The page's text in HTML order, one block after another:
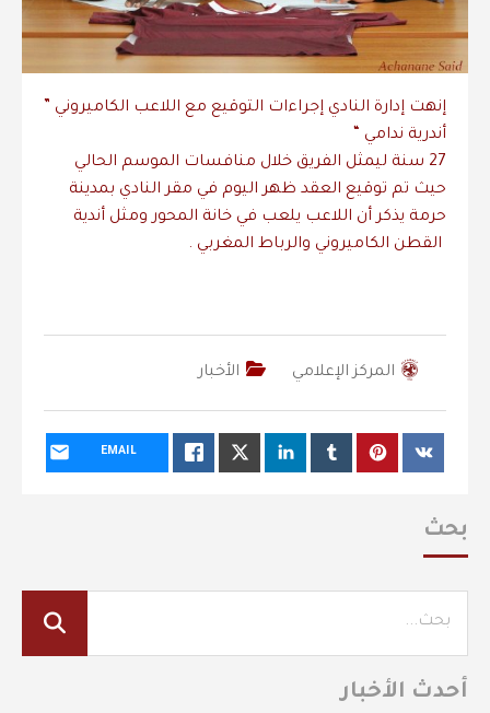
إنهت إدارة النادي إجراءات التوقيع مع اللاعب الكاميروني ”
أندرية ندامي “
27 سنة ليمثل الفريق خلال منافسات الموسم الحالي
حيث تم توقيع العقد ظهر اليوم في مقر النادي بمدينة
حرمة يذكر أن اللاعب يلعب في خانة المحور ومثل أندية
القطن الكاميروني والرباط المغربي .
المركز الإعلامي الأخبار
EMAIL
بحث
أحدث الأخبار